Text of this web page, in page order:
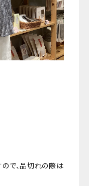
で、品切れの際は